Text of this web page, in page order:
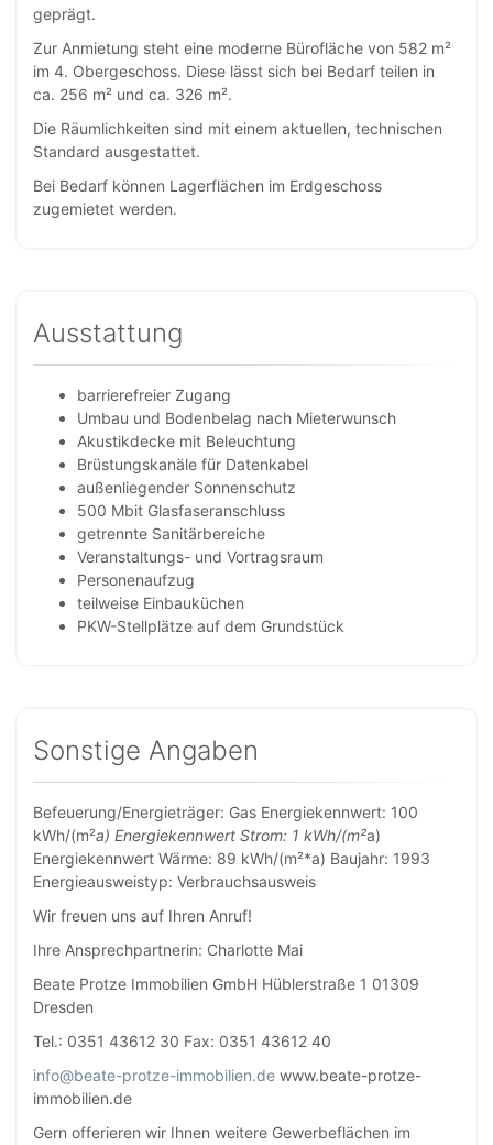
geprägt.
Zur Anmietung steht eine moderne Bürofläche von 582 m²
im 4. Obergeschoss. Diese lässt sich bei Bedarf teilen in
ca. 256 m² und ca. 326 m².
Die Räumlichkeiten sind mit einem aktuellen, technischen
Standard ausgestattet.
Bei Bedarf können Lagerflächen im Erdgeschoss
zugemietet werden.
Ausstattung
barrierefreier Zugang
Umbau und Bodenbelag nach Mieterwunsch
Akustikdecke mit Beleuchtung
Brüstungskanäle für Datenkabel
außenliegender Sonnenschutz
500 Mbit Glasfaseranschluss
getrennte Sanitärbereiche
Veranstaltungs- und Vortragsraum
Personenaufzug
teilweise Einbauküchen
PKW-Stellplätze auf dem Grundstück
Sonstige Angaben
Befeuerung/Energieträger: Gas Energiekennwert: 100
kWh/(m²a) Energiekennwert Strom: 1 kWh/(m²a)
Energiekennwert Wärme: 89 kWh/(m²*a) Baujahr: 1993
Energieausweistyp: Verbrauchsausweis
Wir freuen uns auf Ihren Anruf!
Ihre Ansprechpartnerin: Charlotte Mai
Beate Protze Immobilien GmbH Hüblerstraße 1 01309
Dresden
Tel.: 0351 43612 30 Fax: 0351 43612 40
info@beate-protze-immobilien.de www.beate-protze-
immobilien.de
Gern offerieren wir Ihnen weitere Gewerbeflächen im